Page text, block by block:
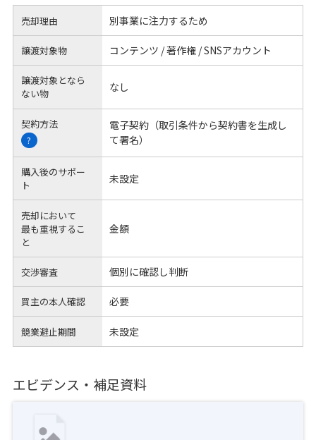
売却理由 別事業に注力するため
譲渡対象物 コンテンツ / 著作権 / SNSアカウント
譲渡対象となら
ない物
なし
契約方法
?
電子契約（取引条件から契約書を生成し
て署名）
購入後のサポー
ト
未設定
売却において
最も重視するこ
と
金額
交渉審査 個別に確認し判断
買主の本人確認 必要
競業避止期間 未設定
エビデンス・補足資料